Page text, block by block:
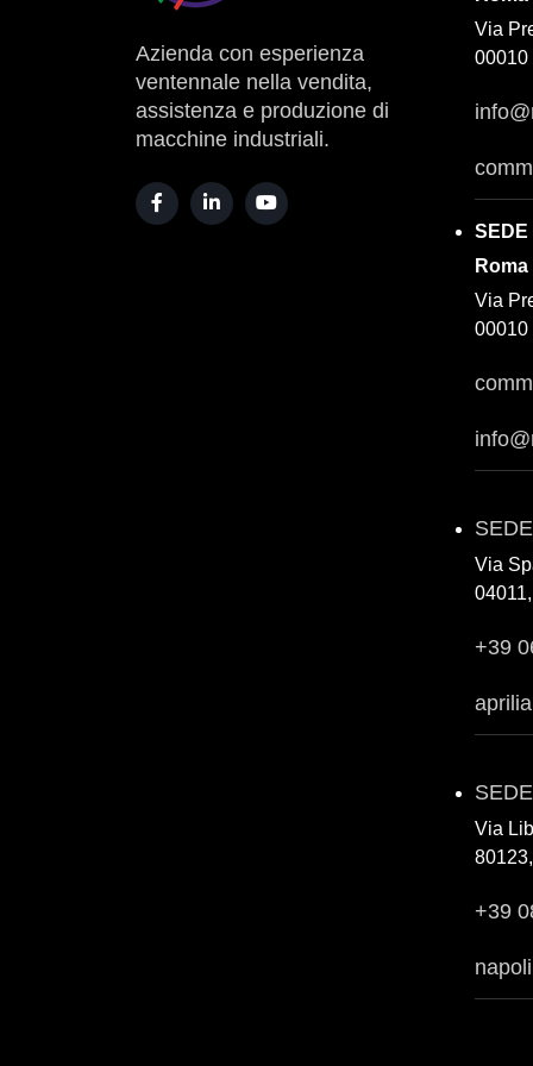
Azienda con esperienza
ventennale nella vendita,
assistenza e produzione di
macchine industriali.
Via
00010
SEDE
Roma
Via
00010
Via
+39
Via
+39